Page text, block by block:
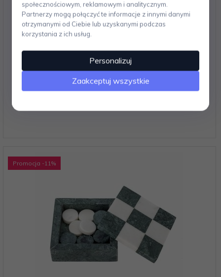
Printworks GAMES Zestaw do Gry / Backgammon
Promocja -11 %
społecznościowym, reklamowym i analitycznym.
Partnerzy mogą połączyć te informacje z innymi danymi
otrzymanymi od Ciebie lub uzyskanymi podczas
korzystania z ich usług.
Personalizuj
Zaakceptuj wszystkie